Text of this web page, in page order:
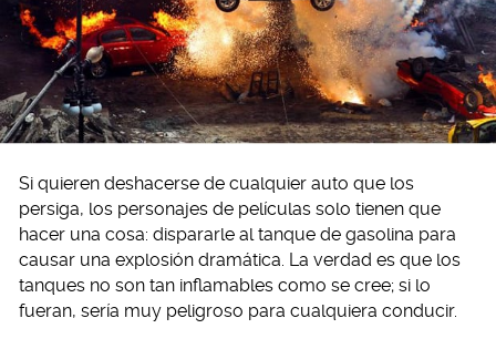
Si quieren deshacerse de cualquier auto que los
persiga, los personajes de películas solo tienen que
hacer una cosa: dispararle al tanque de gasolina para
causar una explosión dramática. La verdad es que los
tanques no son tan inflamables como se cree; si lo
fueran, sería muy peligroso para cualquiera conducir.